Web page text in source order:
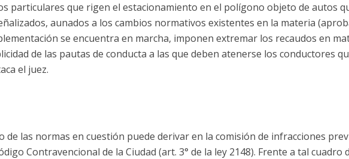
particulares que rigen el estacionamiento en el polígono objeto de autos
aunados a los cambios normativos existentes en la materia
se encuentra en marcha, imponen extremar los recaudos en
de las pautas de conducta a las que deben atenerse los conductores
el juez.
de las normas en cuestión puede derivar en la comisión de infracciones
Contravencional de la Ciudad (art. 3° de la ley 2148). Frente a tal cuadro